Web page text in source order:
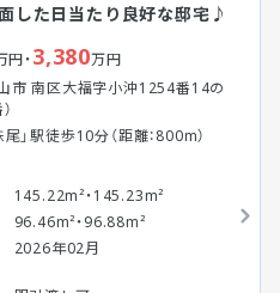
した日当たり良好な邸宅♪
円・3,380万円
市 南区大福字小沖1254番14の
」駅徒歩10分（距離：800m）
145.22m²・145.23m²
96.46m²・96.88m²
2026年02月